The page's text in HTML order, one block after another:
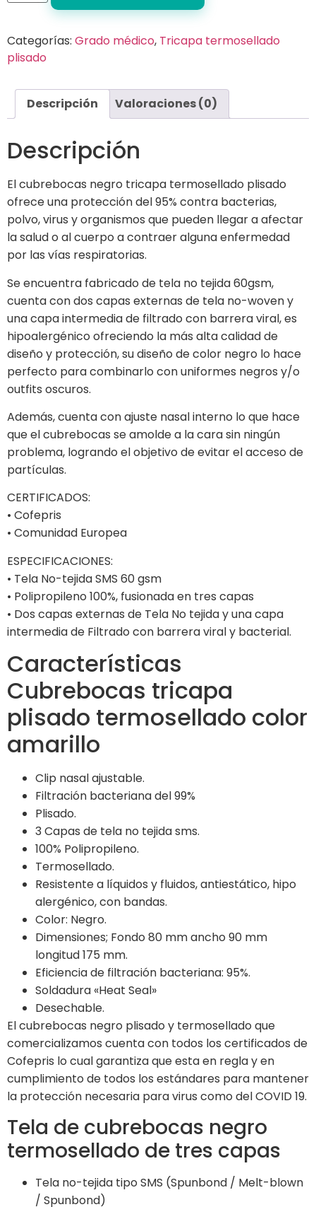
Categorías: Grado médico, Tricapa termosellado
plisado
Descripción Valoraciones (0)
Descripción
El cubrebocas negro tricapa termosellado plisado
ofrece una protección del 95% contra bacterias,
polvo, virus y organismos que pueden llegar a afectar
la salud o al cuerpo a contraer alguna enfermedad
por las vías respiratorias.
Se encuentra fabricado de tela no tejida 60gsm,
cuenta con dos capas externas de tela no-woven y
una capa intermedia de filtrado con barrera viral, es
hipoalergénico ofreciendo la más alta calidad de
diseño y protección, su diseño de color negro lo hace
perfecto para combinarlo con uniformes negros y/o
outfits oscuros.
Además, cuenta con ajuste nasal interno lo que hace
que el cubrebocas se amolde a la cara sin ningún
problema, logrando el objetivo de evitar el acceso de
partículas.
CERTIFICADOS:
• Cofepris
• Comunidad Europea
ESPECIFICACIONES:
• Tela No-tejida SMS 60 gsm
• Polipropileno 100%, fusionada en tres capas
• Dos capas externas de Tela No tejida y una capa
intermedia de Filtrado con barrera viral y bacterial.
Características
Cubrebocas tricapa
plisado termosellado color
amarillo
Clip nasal ajustable.
Filtración bacteriana del 99%
Plisado.
3 Capas de tela no tejida sms.
100% Polipropileno.
Termosellado.
Resistente a líquidos y fluidos, antiestático, hipo
alergénico, con bandas.
Color: Negro.
Dimensiones; Fondo 80 mm ancho 90 mm
longitud 175 mm.
Eficiencia de filtración bacteriana: 95%.
Soldadura «Heat Seal»
Desechable.
El cubrebocas negro plisado y termosellado que
comercializamos cuenta con todos los certificados de
Cofepris lo cual garantiza que esta en regla y en
cumplimiento de todos los estándares para mantener
la protección necesaria para virus como del COVID 19.
Tela de cubrebocas negro
termosellado de tres capas
Tela no-tejida tipo SMS (Spunbond / Melt-blown
/ Spunbond)